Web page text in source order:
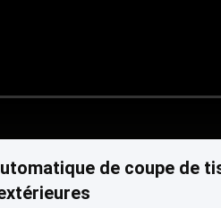
de coupe de